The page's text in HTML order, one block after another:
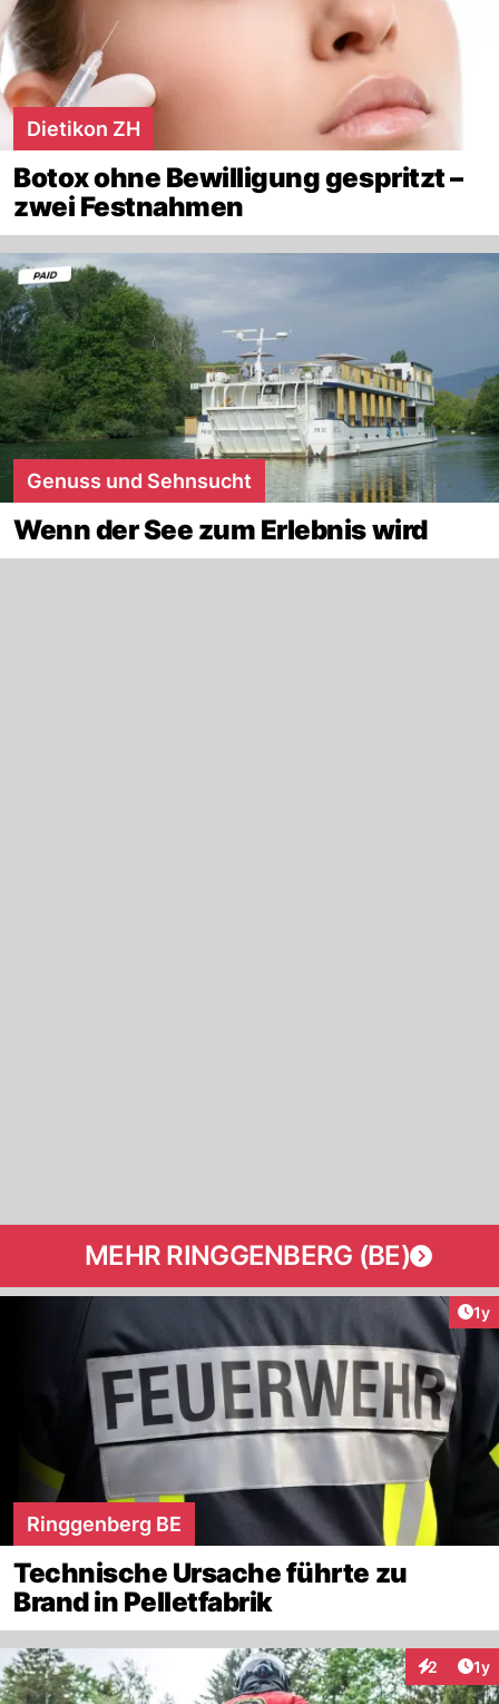
Dietikon ZH
Botox ohne Bewilligung gespritzt –
zwei Festnahmen
Genuss und Sehnsucht
Wenn der See zum Erlebnis wird
MEHR RINGGENBERG (BE)
1y
Ringgenberg BE
Technische Ursache führte zu
Brand in Pelletfabrik
2 1y